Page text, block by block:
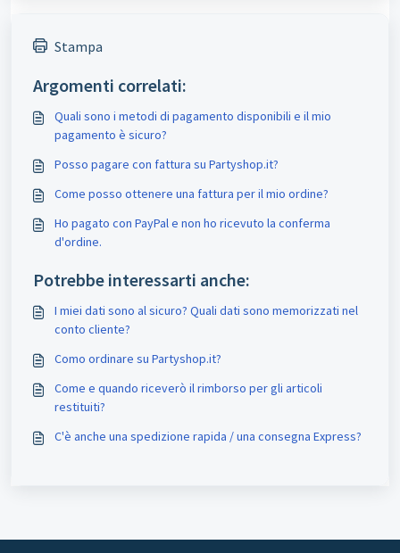
Stampa
Argomenti correlati:
Quali sono i metodi di pagamento disponibili e il mio
pagamento è sicuro?
Posso pagare con fattura su Partyshop.it?
Come posso ottenere una fattura per il mio ordine?
Ho pagato con PayPal e non ho ricevuto la conferma
d'ordine.
Potrebbe interessarti anche:
I miei dati sono al sicuro? Quali dati sono memorizzati nel
conto cliente?
Como ordinare su Partyshop.it?
Come e quando riceverò il rimborso per gli articoli
restituiti?
C'è anche una spedizione rapida / una consegna Express?